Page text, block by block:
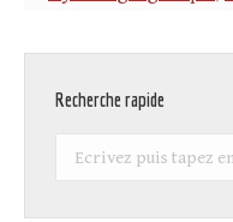
Recherche rapide
Recherche